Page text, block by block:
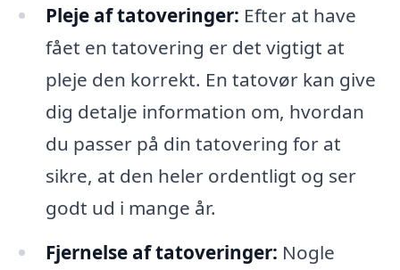
Pleje af tatoveringer: Efter at have
fået en tatovering er det vigtigt at
pleje den korrekt. En tatovør kan give
dig detalje information om, hvordan
du passer på din tatovering for at
sikre, at den heler ordentligt og ser
godt ud i mange år.
Fjernelse af tatoveringer: Nogle